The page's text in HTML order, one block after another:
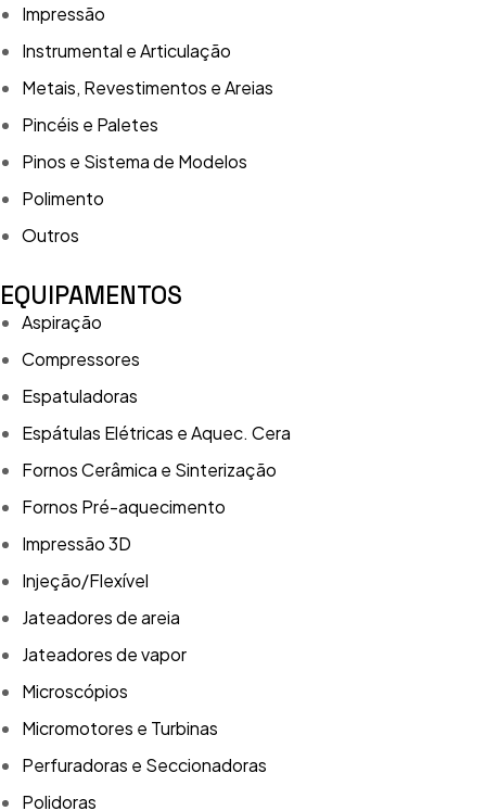
Impressão
Instrumental e Articulação
Metais, Revestimentos e Areias
Pincéis e Paletes
Pinos e Sistema de Modelos
Polimento
Outros
EQUIPAMENTOS
Aspiração
Compressores
Espatuladoras
Espátulas Elétricas e Aquec. Cera
Fornos Cerâmica e Sinterização
Fornos Pré-aquecimento
Impressão 3D
Injeção/Flexível
Jateadores de areia
Jateadores de vapor
Microscópios
Micromotores e Turbinas
Perfuradoras e Seccionadoras
Polidoras